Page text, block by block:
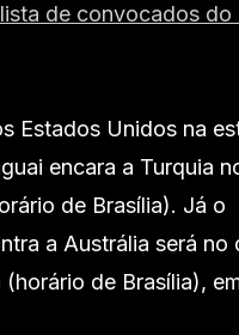
de convocados do
Estados Unidos na
encara a Turquia
de Brasília). Já o
a Austrália será no
de Brasília),